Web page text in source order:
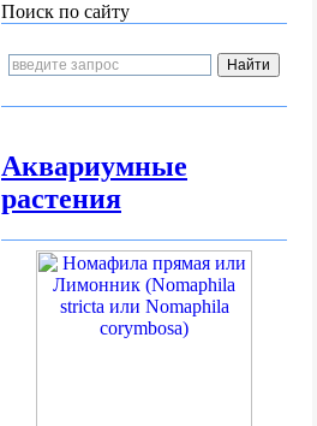
Поиск по сайту
Аквариумные
растения